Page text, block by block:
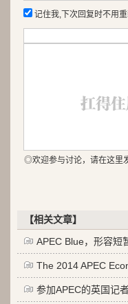
记住我,下次回复时不用
◎欢迎参与讨论，请在这里
【相关文章】
APEC Blue，形容短
The 2014 APEC
参加APEC的英国记